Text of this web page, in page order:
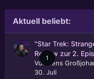
Aktuell beliebt:
1
"Star Trek:
Review zur 2.
Von
Jens
30. Juli